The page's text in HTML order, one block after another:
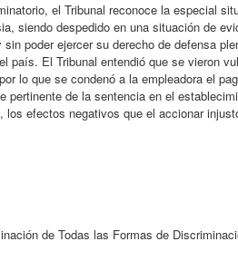
el Tribunal reconoce la especial
siendo despedido en una situación de
poder ejercer su derecho de defensa
país. El Tribunal entendió que se vieron
lo que se condenó a la empleadora el
pertinente de la sentencia en el
efectos negativos que el accionar
de Todas las Formas de